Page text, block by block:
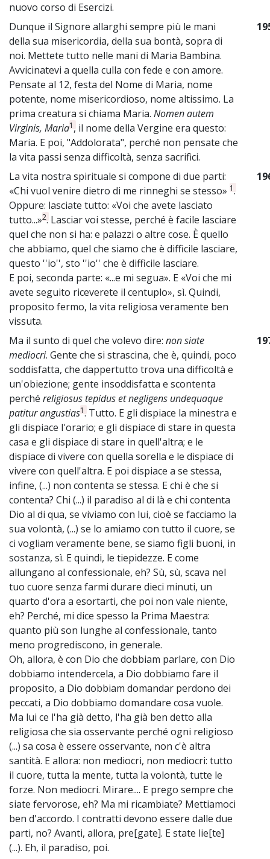
nuovo corso di Esercizi.
Dunque il Signore allarghi sempre più le mani
della sua misericordia, della sua bontà, sopra di
noi. Mettete tutto nelle mani di Maria Bambina.
Avvicinatevi a quella culla con fede e con amore.
Pensate al 12, festa del Nome di Maria, nome
potente, nome misericordioso, nome altissimo. La
prima creatura si chiama Maria. Nomen autem
Virginis, Maria1 , il nome della Vergine era questo:
Maria. E poi, "Addolorata", perché non pensate che
la vita passi senza difficoltà, senza sacrifici.
La vita nostra spirituale si compone di due parti:
«Chi vuol venire dietro di me rinneghi se stesso» 1.
Oppure: lasciate tutto: «Voi che avete lasciato
tutto...»2. Lasciar voi stesse, perché è facile lasciare
quel che non si ha: e palazzi o altre cose. È quello
che abbiamo, quel che siamo che è difficile lasciare,
questo ''io'', sto ''io'' che è difficile lasciare.
E poi, seconda parte: «...e mi segua». E «Voi che mi
avete seguito riceverete il centuplo», sì. Quindi,
proposito fermo, la vita religiosa veramente ben
vissuta.
Ma il sunto di quel che volevo dire: non siate
mediocri. Gente che si strascina, che è, quindi, poco
soddisfatta, che dappertutto trova una difficoltà e
un'obiezione; gente insoddisfatta e scontenta
perché religiosus tepidus et negligens undequaque
patitur angustias1. Tutto. E gli dispiace la minestra e
gli dispiace l'orario; e gli dispiace di stare in questa
casa e gli dispiace di stare in quell'altra; e le
dispiace di vivere con quella sorella e le dispiace di
vivere con quell'altra. E poi dispiace a se stessa,
infine, (...) non contenta se stessa. E chi è che si
contenta? Chi (...) il paradiso al di là e chi contenta
Dio al di qua, se viviamo con lui, cioè se facciamo la
sua volontà, (...) se lo amiamo con tutto il cuore, se
ci vogliam veramente bene, se siamo figli buoni, in
sostanza, sì. E quindi, le tiepidezze. E come
allungano al confessionale, eh? Sù, sù, scava nel
tuo cuore senza farmi durare dieci minuti, un
quarto d'ora a esortarti, che poi non vale niente,
eh? Perché, mi dice spesso la Prima Maestra:
quanto più son lunghe al confessionale, tanto
meno progrediscono, in generale.
Oh, allora, è con Dio che dobbiam parlare, con Dio
dobbiamo intendercela, a Dio dobbiamo fare il
proposito, a Dio dobbiam domandar perdono dei
peccati, a Dio dobbiamo domandare cosa vuole.
Ma lui ce l'ha già detto, l'ha già ben detto alla
religiosa che sia osservante perché ogni religioso
(...) sa cosa è essere osservante, non c'è altra
santità. E allora: non mediocri, non mediocri: tutto
il cuore, tutta la mente, tutta la volontà, tutte le
forze. Non mediocri. Mirare.... E prego sempre che
siate fervorose, eh? Ma mi ricambiate? Mettiamoci
ben d'accordo. I contratti devono essere dalle due
parti, no? Avanti, allora, pre[gate]. E state lie[te]
(...). Eh, il paradiso, poi.